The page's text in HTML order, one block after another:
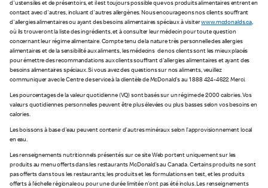
d'ustensiles et de présentoirs, et il est toujours possible que vos produits alimentaires entrent en
contact avec d'autres, incluant d'autres allergènes. Nous encourageons nos clients souffrant
d'allergies alimentaires ou ayant des besoins alimentaires spéciaux à visiterwww.mcdonalds.ca,
où ils trouveront la liste des ingrédients, et à consulter leur médecin pour toute question
concernant leur régime alimentaire. Compte tenu de la nature très personnelle des allergies
alimentaires et de la sensibilité aux aliments, les médecins de nos clients sont les mieux placés
pour émettre des recommandations aux clients souffrant d'allergies alimentaires et ayant des
besoins alimentaires spéciaux. Si vous avez des questions sur nos aliments, veuillez
communiquer avec le Centre de service à la clientèle de McDonald's au 1 888 424-4622. Merci.
Les pourcentages de la valeur quotidienne (VQ) sont basés sur un régime de 2 000 calories. Vos
valeurs quotidiennes personnelles peuvent être plus élevées ou plus basses selon vos besoins en
calories.
Les boissons à base d'eau peuvent contenir d'autres minéraux selon l’approvisionnement local
en eau.
Les renseignements nutritionnels présentés sur ce site Web portent uniquement sur les
produits au menu offerts dans les restaurants McDonald’s au Canada. Certains produits ne sont
pas offerts dans tous les restaurants; les produits et les formulations en test, et les produits
offerts à l'échelle régionale ou pour une durée limitée n'ont pas été inclus. Les renseignements